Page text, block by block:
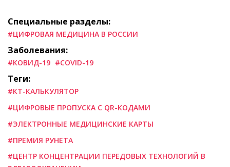
Специальные разделы:
#ЦИФРОВАЯ МЕДИЦИНА В РОССИИ
Заболевания:
#КОВИД-19 #COVID-19
Теги:
#КТ-КАЛЬКУЛЯТОР
#ЦИФРОВЫЕ ПРОПУСКА С QR-КОДАМИ
#ЭЛЕКТРОННЫЕ МЕДИЦИНСКИЕ КАРТЫ
#ПРЕМИЯ РУНЕТА
#ЦЕНТР КОНЦЕНТРАЦИИ ПЕРЕДОВЫХ ТЕХНОЛОГИЙ В